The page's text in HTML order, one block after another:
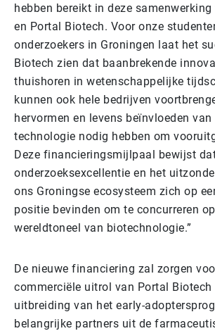
hebben bereikt in deze samenwerking
en Portal Biotech. Voor onze
onderzoekers in Groningen laat het
Biotech zien dat baanbrekende
thuishoren in wetenschappelijke
kunnen ook hele bedrijven
hervormen en levens beïnvloeden
technologie nodig hebben om
Deze financieringsmijlpaal bewijst
onderzoeksexcellentie en het
ons Groningse ecosysteem zich op
positie bevinden om te concurreren
wereldtoneel van biotechnologie.”
De nieuwe financiering zal zorgen
commerciële uitrol van Portal Biotech
uitbreiding van het early-
belangrijke partners uit de